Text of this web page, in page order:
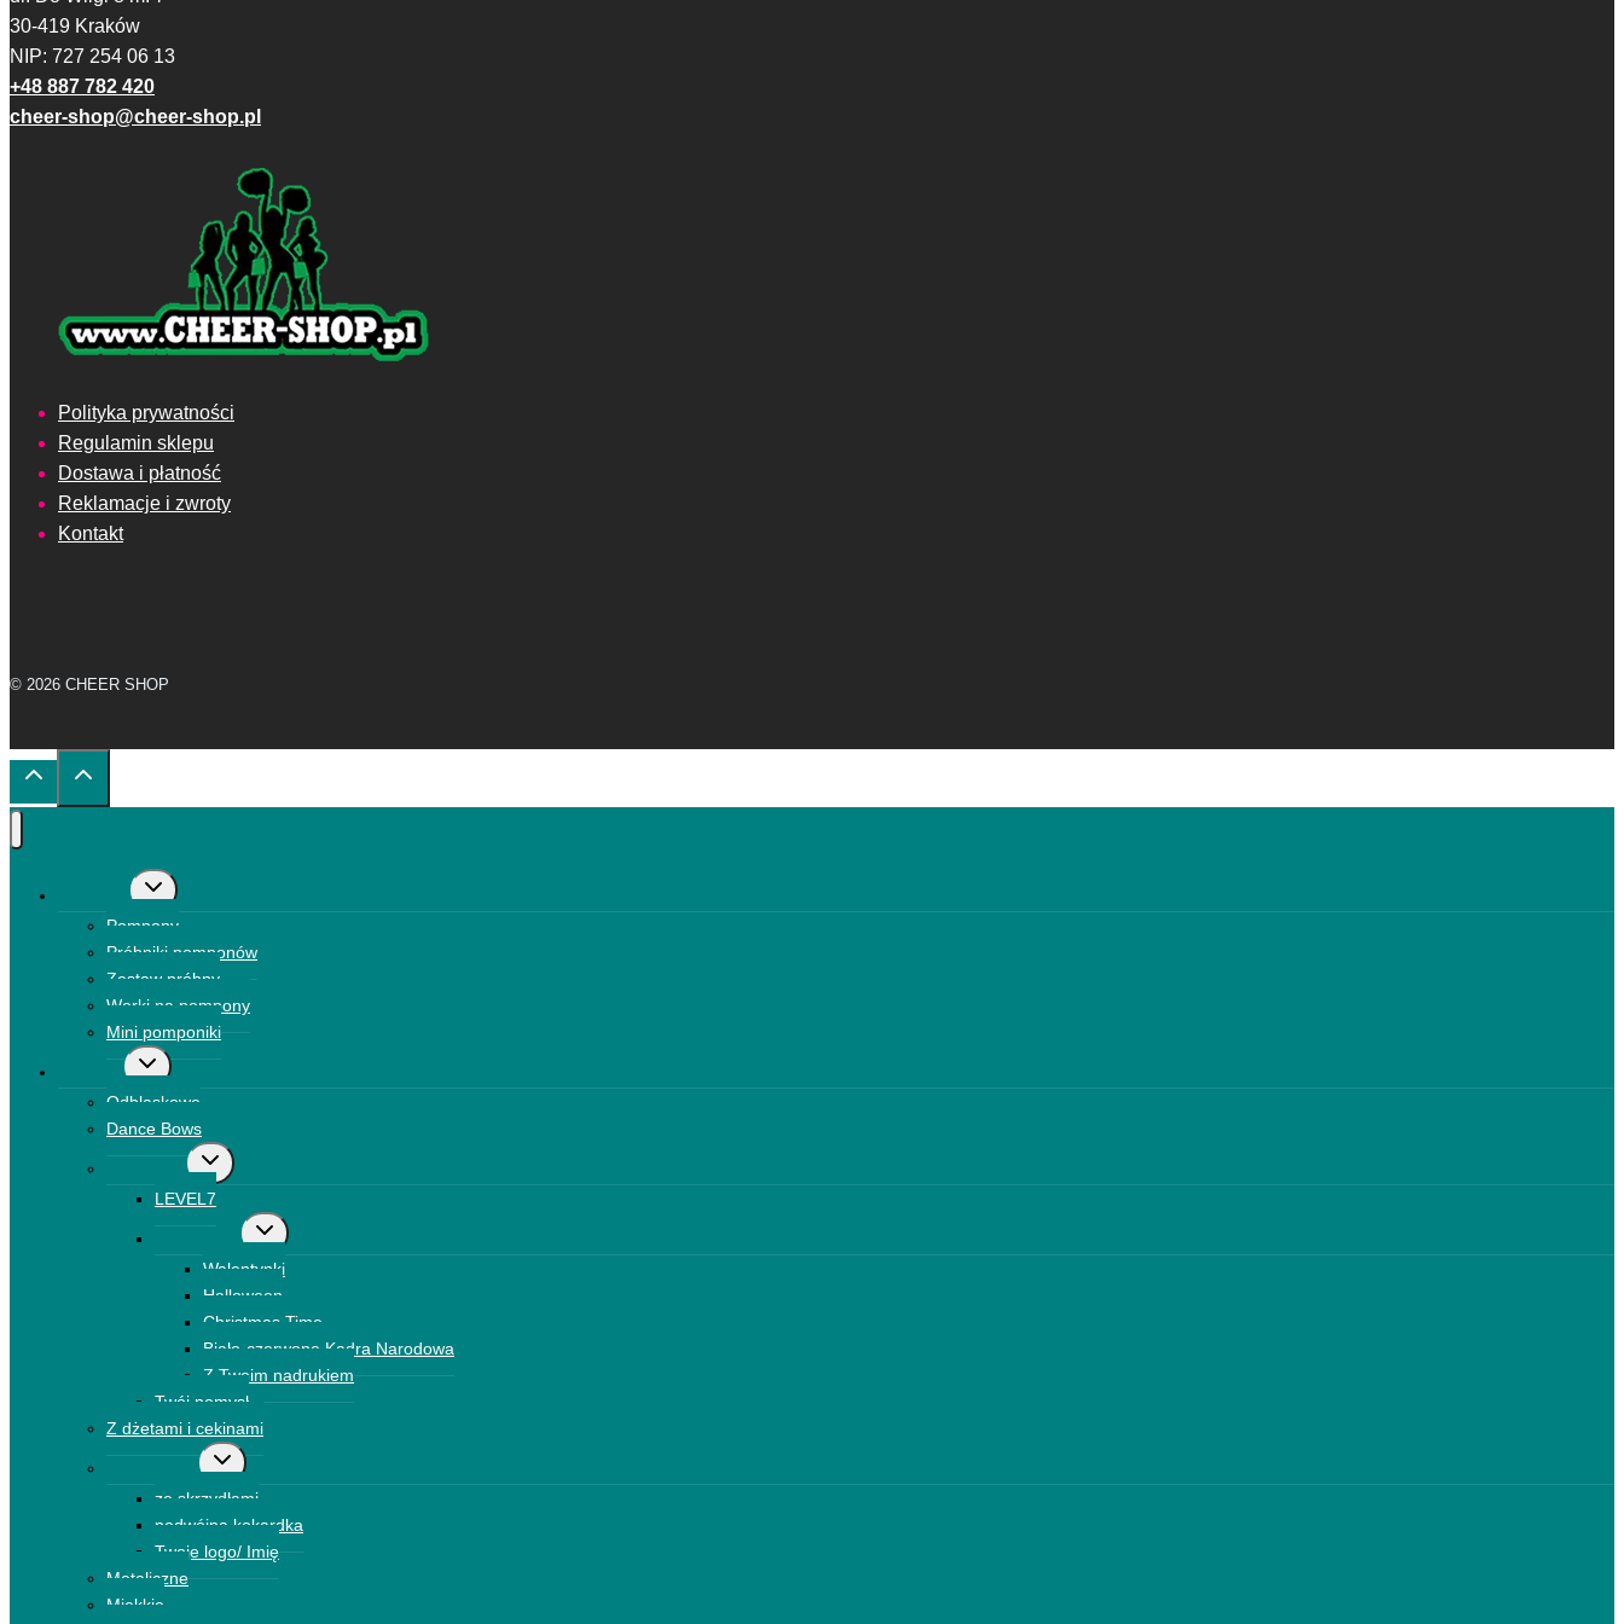
30-419 Kraków
NIP: 727 254 06 13
+48 887 782 420
cheer-shop@cheer-shop.pl
Polityka prywatności
Regulamin sklepu
Dostawa i płatność
Reklamacje i zwroty
Kontakt
© 2026 CHEER SHOP
Przełącz
menu
podrzędne
Pompony
Próbniki pomponów
Zestaw próbny
Worki na pompony
Mini pomponiki
Przełącz
podrzędne
Odblaskowe
Dance Bows
Przełącz
menu
podrzędne
LEVEL7
Przełącz
menu
podrzędne
Walentynki
Halloween
Christmas Time
Biało-czerwone Kadra Narodowa
Z Twoim nadrukiem
Twój pomysł
Z dżetami i cekinami
Przełącz
menu
podrzędne
ze skrzydłami
podwójna kokardka
Twoje logo/ Imię
Metaliczne
Miękkie